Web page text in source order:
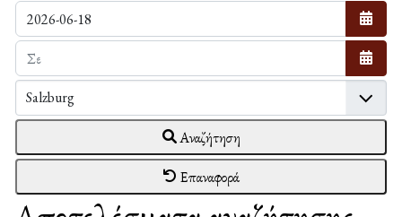
Αναζήτηση
Επαναφορά